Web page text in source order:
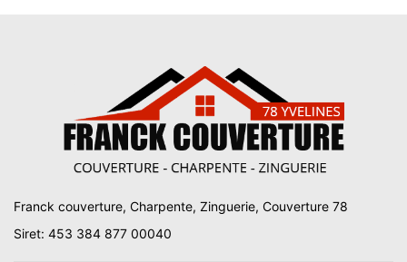
Franck couverture, Charpente, Zinguerie, Couverture 78
Siret: 453 384 877 00040